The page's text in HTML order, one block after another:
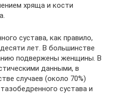
хряща и кости
сустава, как правило,
лет. В большинстве
подвержены женщины. В
данными, в
случаев (около 70%)
сустава и